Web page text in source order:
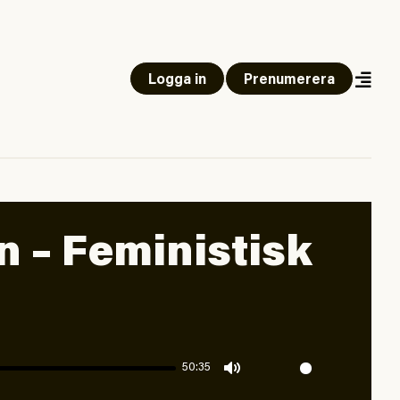
Logga in Prenumerera
– Feministisk
50:35